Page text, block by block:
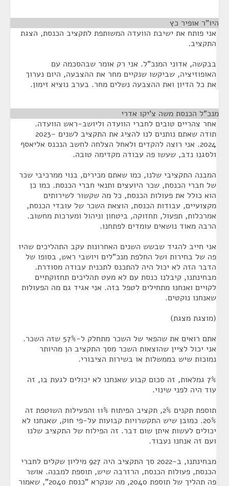
היו"ר אופיר כץ
אני פותח את ישיבת הוועדה המשותפת לתקציב הכנסת, הצגת
התקציב.
בבקשה, אדוני המנכ"ל. אני רק אומר שבהסכמה עם
האופוזיציה, שביקשו שנקיים מחר את ההצבעה, היום נערוך
את כל הדיון ואת ההצבעה נשלים מחר. בערב נוציא זימון.
מנכ”ל הכנסת משה צ’יקו אדרי
אחר צהריים טובים לחברי הוועדה וליושב-ראש הוועדה.
תודה שאתם נותנים לנו להציג את התקציב לשנים 2023-
2024. אני רוצה להקדים ולאחל הצלחה לחשב הנכנס אליאסף
ולסגנו נדב, שעשו פה עבודה מקדימה טובה.
המבנה התקציבי שלנו, כמו שאתם מכירים, בנוי ממרכיבי שכר
של חברי הכנסת, שכר היועצים ותנאי חברי הכנסת. כמו כן
הוא כולל את פעולות הכנסת, כל מה שקשור לשירותים
מקצועיים, עבודות הכנסת, הוצאת השכר של עובדי הכנסת,
אמרכלות, תפעול, תחזוקה, ביטחון וניהול ומערכות מחשוב.
הרבה מאוד נושאים עומדים לפתחנו.
אני חייב להגיד שבשש השנים האחרונות עקב התהליכים שהיו
פה של בחירות ושל החלפת מנכ"לים ויושבי ראש, בסופו של
הדבר הזה לא יכול היה להתכנס לתכנית עבודה מסודרת.
מבחינתנו, קיבלנו כנסת עם לא מעט תהליכים תחזוקתיים
לקויים ואנחנו מתחילים לטפל בזה. אני אגיד גם מה הפעולות
שאנחנו נוקטים.
(מוצגת מצגת)
אתם רואים את שהפאי של השכר מתחלק ל-57% שזה השכר.
אני יכול לציין שהוצאות השכר מסך התקציב הן מהיותר
נמוכות שיש בממשלות או בשירות הציבורי.
7% גמלאות, זה סכום קבוע שאנחנו לא יכולים לגעת בו, זה
עוד היה לפני שינוי.
תוספת תקנים 2%, תקציב הפיתוח 11% והפעילות השוטפת זה
20%. כמובן שיש התקשרויות קבועות על-פי חוק, שאנחנו לא
יכולים לעשות איתן שום דבר. זה הפילוח של התקציב שלנו
ועם זה אנחנו נעבוד.
מבחינתנו, ב-2022 סך התקציב היה 927 מיליון שקלים לחברי
הכנסת, פעולות הכנסת, הרזרבה שיש, תוספת למבנה. אושר
פה תהליך של תוספת 2040, מה שנקרא "כנסת 2040", שאמור